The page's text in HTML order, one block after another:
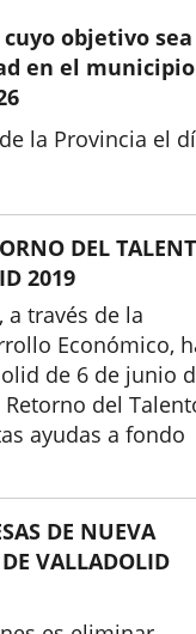
objetivo sea
en el municipio
la Provincia el
DEL
2019
través de la
Económico,
de 6 de junio
del
ayudas a fondo
DE NUEVA
VALLADOLID